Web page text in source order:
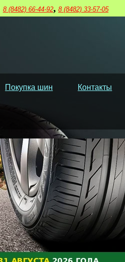
8 (8482) 66-44-92, 8 (8482) 33-57-05
Покупка шин Контакты